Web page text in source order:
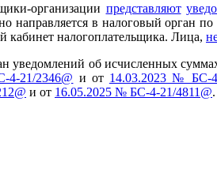
организации представляют
в налоговый орган по
налогоплательщика. Лица,
уведомлений об исчисленных
21/2346@ и от 14.03.2023 № БС-
и от 16.05.2025 № БС-4-21/4811@.